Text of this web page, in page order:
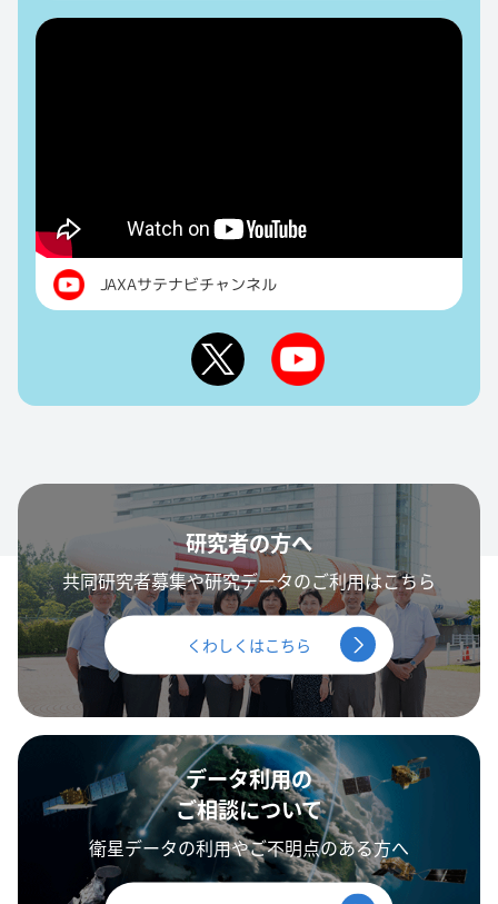
JAXAサテナビチャンネル
研究者の方へ
共同研究者募集や研究データのご利用はこちら
くわしくはこちら
データ利用の
ご相談について
衛星データの利用やご不明点のある方へ